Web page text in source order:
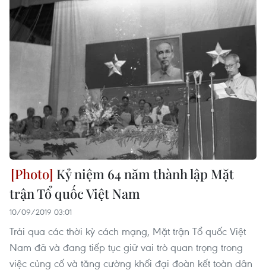
Kỷ niệm 64 năm thành lập Mặt
trận Tổ quốc Việt Nam
10/09/2019 03:01
Trải qua các thời kỳ cách mạng, Mặt trận Tổ quốc Việt
Nam đã và đang tiếp tục giữ vai trò quan trọng trong
việc củng cố và tăng cường khối đại đoàn kết toàn dân